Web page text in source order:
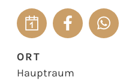
ORT
Hauptraum